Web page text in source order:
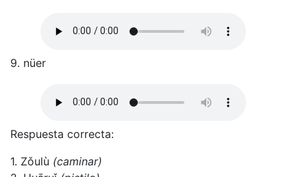
9. nüer
Respuesta correcta:
1. Zǒulù (caminar)